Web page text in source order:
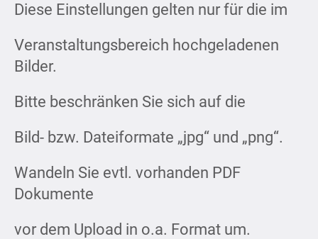
Diese Einstellungen gelten nur für die im
Veranstaltungsbereich hochgeladenen
Bilder.
Bitte beschränken Sie sich auf die
Bild- bzw. Dateiformate „jpg“ und „png“.
Wandeln Sie evtl. vorhanden PDF
Dokumente
vor dem Upload in o.a. Format um.